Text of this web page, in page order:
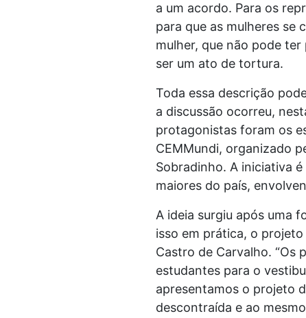
a um acordo. Para os
para que as mulheres se
mulher, que não pode
ser um ato de tortura.
Toda essa descrição
a discussão ocorreu,
protagonistas foram os
CEMMundi, organizado
Sobradinho. A iniciativa
maiores do país,
A ideia surgiu após uma
isso em prática, o
Castro de Carvalho. “Os
estudantes para o
apresentamos o projeto
descontraída e ao